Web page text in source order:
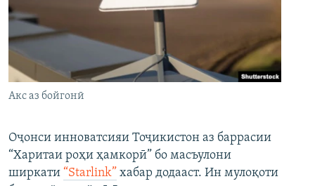
Акс аз бойгонӣ
Оҷонси инноватсияи Тоҷикистон аз баррасии
“Харитаи роҳи ҳамкорӣ” бо масъулони
ширкати “Starlink” хабар додааст. Ин мулоқоти